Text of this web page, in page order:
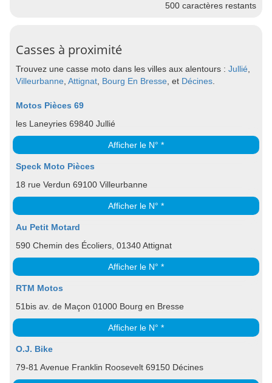
500 caractères restants
Casses à proximité
Trouvez une casse moto dans les villes aux alentours : Jullié
Villeurbanne Attignat Bourg En Bresse , et Décines
Motos Pièces 69
les Laneyries 69840 Jullié
Afficher le N° *
Speck Moto Pièces
18 rue Verdun 69100 Villeurbanne
Afficher le N° *
Au Petit Motard
590 Chemin des Écoliers, 01340 Attignat
Afficher le N° *
RTM Motos
51bis av. de Maçon 01000 Bourg en Bresse
Afficher le N° *
O.J. Bike
79-81 Avenue Franklin Roosevelt 69150 Décines